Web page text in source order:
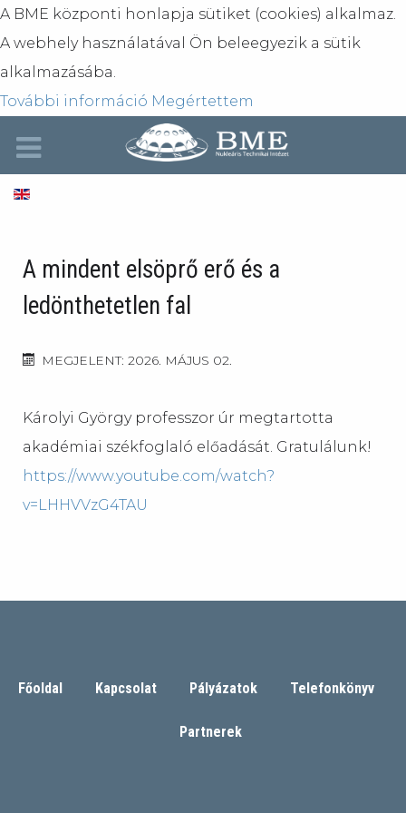
A BME központi honlapja sütiket (cookies) alkalmaz.
A webhely használatával Ön beleegyezik a sütik
alkalmazásába.
További információ Megértettem
A mindent elsöprő erő és a
ledönthetetlen fal
MEGJELENT: 2026. MÁJUS 02.
Károlyi György professzor úr megtartotta
akadémiai székfoglaló előadását. Gratulálunk!
https://www.youtube.com/watch?
v=LHHVVzG4TAU
Főoldal Kapcsolat Pályázatok Telefonkönyv
Partnerek